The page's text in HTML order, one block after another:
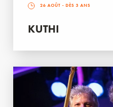
26 AOÛT - DÈS 3 ANS
KUTHI